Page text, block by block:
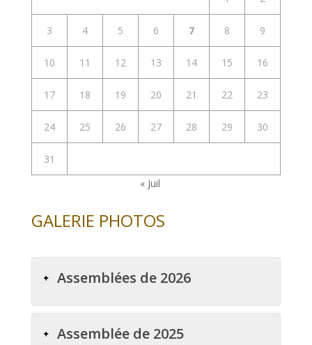
3 4 5 6 7 8 9
10 11 12 13 14 15 16
17 18 19 20 21 22 23
24 25 26 27 28 29 30
31
« Juil
GALERIE PHOTOS
Assemblées de 2026
Assemblée de 2025